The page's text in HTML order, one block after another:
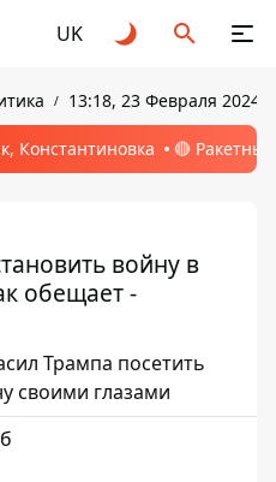
UK
13:18, 23 Февраля 2024
Константиновка 🔴
войну в
обещает -
Трампа посетить
своими глазами